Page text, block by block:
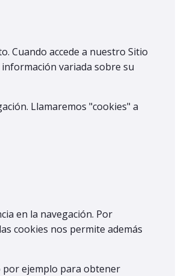
Cuando accede a nuestro Sitio
variada sobre su
Llamaremos "cookies" a
en la navegación. Por
cookies nos permite además
por ejemplo para obtener